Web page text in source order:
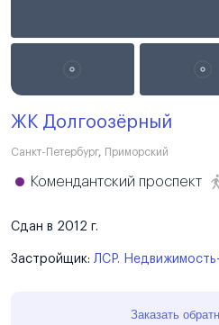
ЖК Долгоозёрный
Санкт-Петербург, Приморский
Комендантский проспект
Сдан в 2012 г.
Застройщик:ЛСР.
Заказать